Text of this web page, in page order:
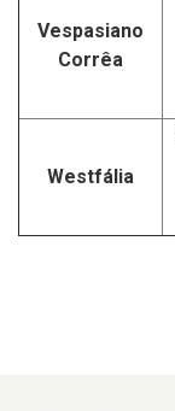
Vespasiano
Corrêa
Westfália